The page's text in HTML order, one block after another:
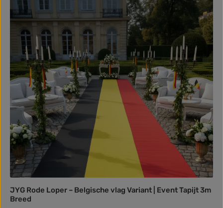
JYG Rode Loper – Belgische vlag Variant | Event Tapijt 3m
Breed